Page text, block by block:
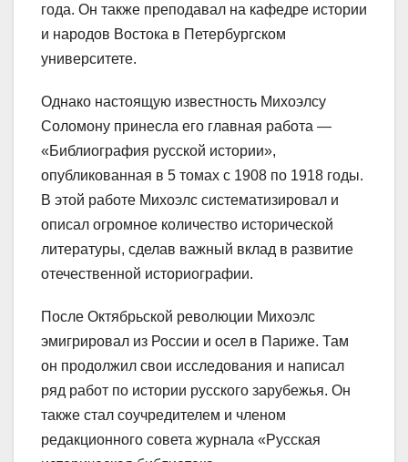
года. Он также преподавал на кафедре истории
и народов Востока в Петербургском
университете.
Однако настоящую известность Михоэлсу
Соломону принесла его главная работа —
«Библиография русской истории»,
опубликованная в 5 томах с 1908 по 1918 годы.
В этой работе Михоэлс систематизировал и
описал огромное количество исторической
литературы, сделав важный вклад в развитие
отечественной историографии.
После Октябрьской революции Михоэлс
эмигрировал из России и осел в Париже. Там
он продолжил свои исследования и написал
ряд работ по истории русского зарубежья. Он
также стал соучредителем и членом
редакционного совета журнала «Русская